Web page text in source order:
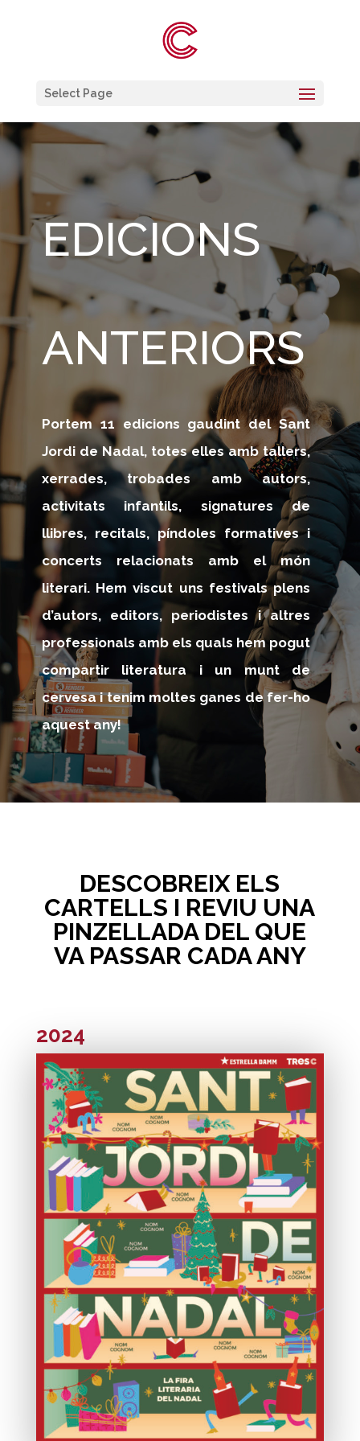
Select Page
EDICIONS
ANTERIORS
Portem 11 edicions gaudint del Sant
Jordi de Nadal, totes elles amb tallers,
xerrades, trobades amb autors,
activitats infantils, signatures de
llibres, recitals, píndoles formatives i
concerts relacionats amb el món
literari. Hem viscut uns festivals plens
d’autors, editors, periodistes i altres
professionals amb els quals hem pogut
compartir literatura i un munt de
cervesa i tenim moltes ganes de fer-ho
aquest any!
DESCOBREIX ELS
CARTELLS I REVIU UNA
PINZELLADA DEL QUE
VA PASSAR CADA ANY
2024